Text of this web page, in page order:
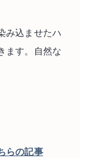
み込ませたハ
ます。自然な
らの記事